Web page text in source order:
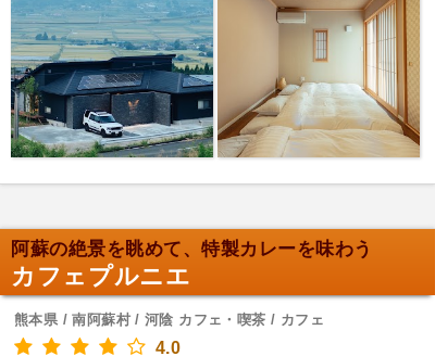
阿蘇の絶景を眺めて、特製カレーを味わう
カフェプルニエ
熊本県 / 南阿蘇村 / 河陰 カフェ・喫茶 / カフェ
4.0